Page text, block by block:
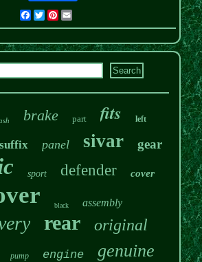
Facebook
TwitterPinterest
brake part fits left
suffix panel sivar gear
sport defender cover
black assembly
rear original
pump engine genuine